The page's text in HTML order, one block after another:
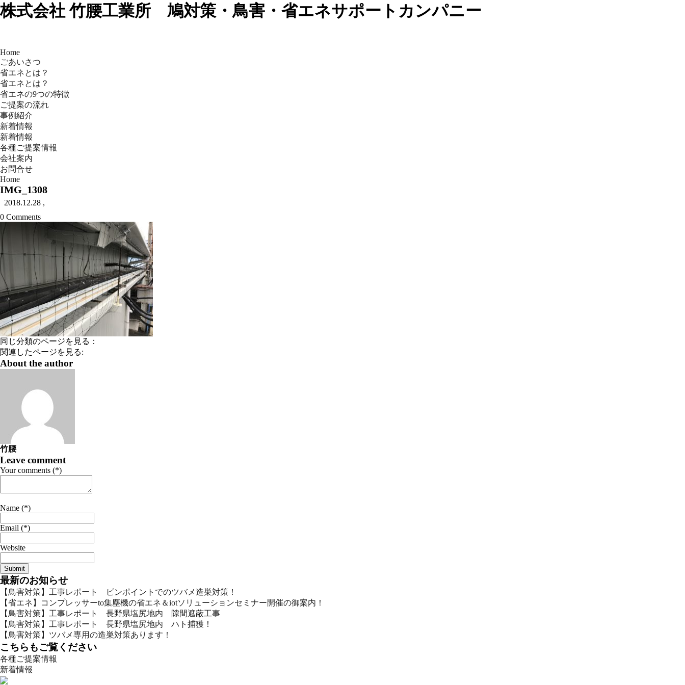
株式会社 竹腰工業所 鳩対策・鳥害・省エネサポートカンパニー
Home
ごあいさつ
省エネとは？
省エネとは？
省エネの9つの特徴
ご提案の流れ
事例紹介
新着情報
新着情報
各種ご提案情報
会社案内
お問合せ
Home
IMG_1308
2018.12.28 ,
0 Comments
同じ分類のページを見る：
関連したページを見る:
About the author
竹腰
Leave comment
Your comments (*)
Name (*)
Email (*)
Website
最新のお知らせ
【鳥害対策】工事レポート ピンポイントでのツバメ造巣対策！
【省エネ】コンプレッサーto集塵機の省エネ＆iotソリューションセミナー開催の御案内！
【鳥害対策】工事レポート 長野県塩尻地内 隙間遮蔽工事
【鳥害対策】工事レポート 長野県塩尻地内 ハト捕獲！
【鳥害対策】ツバメ専用の造巣対策あります！
こちらもご覧ください
各種ご提案情報
新着情報